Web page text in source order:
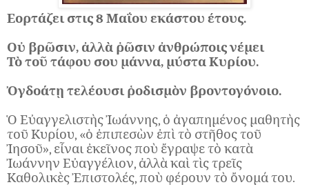
Εορτάζει στις 8 Μαΐου εκάστου έτους.
Οὐ βρῶσιν, ἀλλὰ ῥῶσιν ἀνθρώποις νέμει
Τὸ τοῦ τάφου σου μάννα, μύστα Κυρίου.
Ὀγδοάτῃ τελέουσι ῥοδισμὸν βροντογόνοιο.
Ὁ Εὐαγγελιστὴς Ἰωάννης, ὁ ἀγαπημένος μαθητὴς
τοῦ Κυρίου, «ὁ ἐπιπεσὼν ἐπὶ τὸ στῆθος τοῦ
Ἰησοῦ», εἶναι ἐκεῖνος ποὺ ἔγραψε τὸ κατὰ
Ἰωάννην Εὐαγγέλιον, ἀλλὰ καὶ τὶς τρεῖς
Καθολικὲς Ἐπιστολές, ποὺ φέρουν τὸ ὄνομά του.